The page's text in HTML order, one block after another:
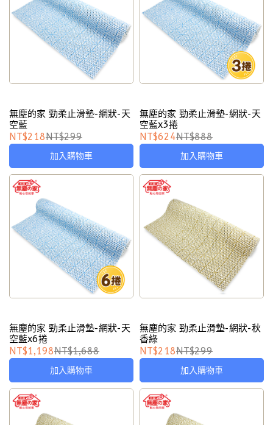
無塵的家 勁柔止滑墊-網狀-天
空藍
NT$218NT$299
加入購物車
無塵的家 勁柔止滑墊-網狀-天
空藍x3捲
NT$624NT$888
加入購物車
無塵的家 勁柔止滑墊-網狀-天
空藍x6捲
NT$1,198NT$1,688
加入購物車
無塵的家 勁柔止滑墊-網狀-秋
香綠
NT$218NT$299
加入購物車